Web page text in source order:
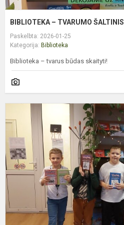
BIBLIOTEKA – TVARUMO ŠALTINIS
Paskelbta: 2026-01-25
Kategorija: Biblioteka
Biblioteka – tvarus būdas skaityti!